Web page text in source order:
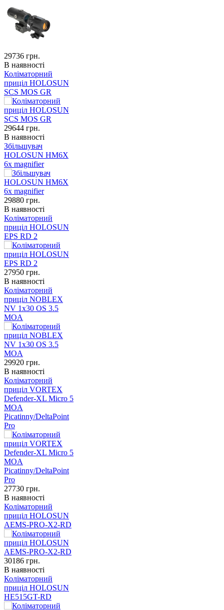
29736 грн.
В наявності
Коліматорний
приціл HOLOSUN
SCS MOS GR
29644 грн.
В наявності
Збільшувач
HOLOSUN HM6X
6x magnifier
29880 грн.
В наявності
Коліматорний
приціл HOLOSUN
EPS RD 2
27950 грн.
В наявності
Коліматорний
приціл NOBLEX
NV 1x30 OS 3.5
MOA
29920 грн.
В наявності
Коліматорний
приціл VORTEX
Defender-XL Micro 5
MOA
Picatinny/DeltaPoint
Pro
27730 грн.
В наявності
Коліматорний
приціл HOLOSUN
AEMS-PRO-X2-RD
30186 грн.
В наявності
Коліматорний
приціл HOLOSUN
HE515GT-RD